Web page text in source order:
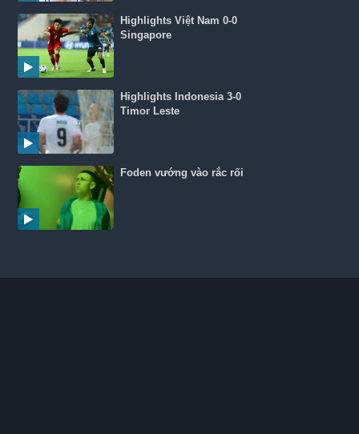
Highlights Việt Nam 0-0
Singapore
Highlights Indonesia 3-0
Timor Leste
Foden vướng vào rắc rối